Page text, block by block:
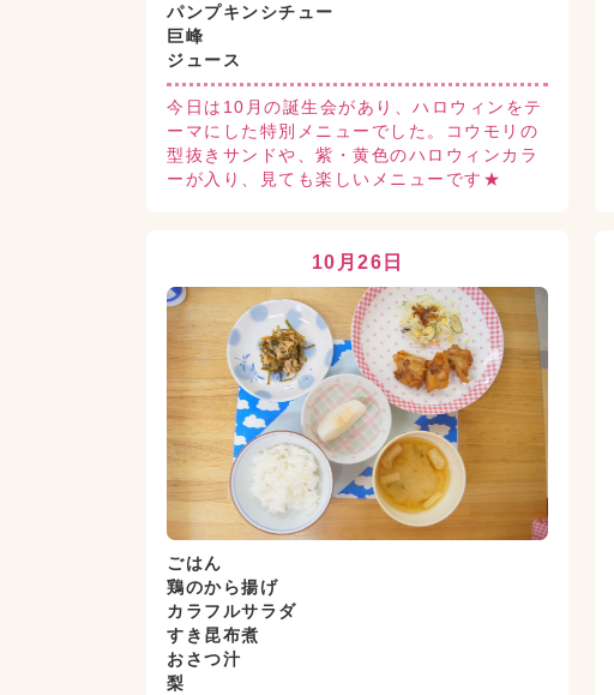
パンプキンシチュー
巨峰
ジュース
今日は10月の誕生会があり、ハロウィンをテ
ーマにした特別メニューでした。コウモリの
型抜きサンドや、紫・黄色のハロウィンカラ
ーが入り、見ても楽しいメニューです★
10月26日
ごはん
鶏のから揚げ
カラフルサラダ
すき昆布煮
おさつ汁
梨